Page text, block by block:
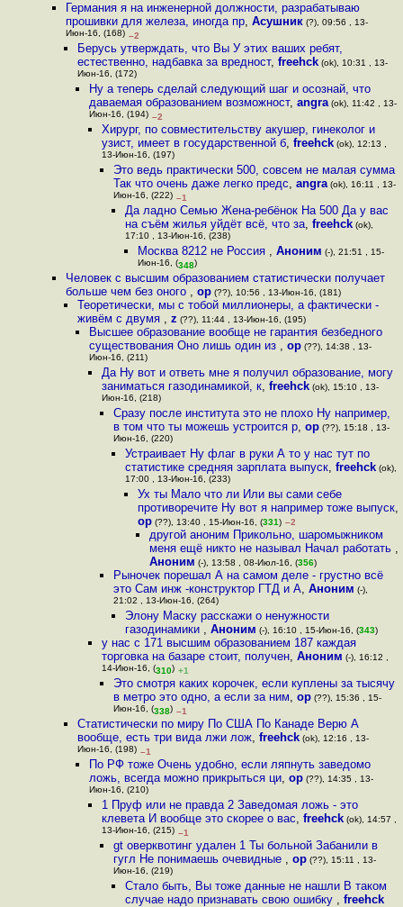
Германия я на инженерной должности, разрабатываю
прошивки для железа, иногда пр, Асушник(?), 09:56 , 13-
Июн-16, (168) –2
Берусь утверждать, что Вы У этих ваших ребят,
естественно, надбавка за вредност, freehck(ok), 10:31 , 13-
Июн-16, (172)
Ну а теперь сделай следующий шаг и осознай, что
даваемая образованием возможност,angra (ok), 11:42 , 13-
Июн-16, (194) –2
Хирург, по совместительству акушер, гинеколог и
узист, имеет в государственной б, freehck(ok), 12:13 ,
13-Июн-16, (197)
Это ведь практически 500, совсем не малая сумма
Так что очень даже легко предс, angra(ok), 16:11 , 13-
Июн-16, (222) –1
Да ладно Семью Жена-ребёнок На 500 Да у вас
на съём жилья уйдёт всё, что за,freehck (ok),
17:10 , 13-Июн-16, (238)
Москва 8212 не Россия , Аноним (-), 21:51 , 15-
Июн-16, (348)
Человек с высшим образованием статистически получает
больше чем без оного , op(??), 10:56 , 13-Июн-16, (181)
Теоретически, мы с тобой миллионеры, а фактически -
живём с двумя , z (??), 11:44 , 13-Июн-16, (195)
Высшее образование вообще не гарантия безбедного
существования Оно лишь один из ,op (??), 14:38 , 13-
Июн-16, (211)
Да Ну вот и ответь мне я получил образование, могу
заниматься газодинамикой, к, freehck(ok), 15:10 , 13-
Июн-16, (218)
Сразу после института это не плохо Ну например,
в том что ты можешь устроится р, op(??), 15:18 , 13-
Июн-16, (220)
Устраивает Ну флаг в руки А то у нас тут по
статистике средняя зарплата выпуск,freehck (ok),
17:00 , 13-Июн-16, (233)
Ух ты Мало что ли Или вы сами себе
противоречите Ну вот я например тоже выпуск,
op(??), 13:40 , 15-Июн-16, (331) –2
другой аноним Прикольно, шаромыжником
меня ещё никто не называл Начал работать ,
Аноним (-), 13:58 , 08-Июл-16, (356)
Рыночек порешал А на самом деле - грустно всё
это Сам инж -конструктор ГТД и А, Аноним (-),
21:02 , 13-Июн-16, (264)
Элону Маску расскажи о ненужности
газодинамики ,Аноним (-), 16:10 , 15-Июн-16, (343)
у нас с 171 высшим образованием 187 каждая
торговка на базаре стоит, получен, Аноним (-), 16:12 ,
14-Июн-16, (310) +1
Это смотря каких корочек, если куплены за тысячу
в метро это одно, а если за ним, op(??), 15:36 , 15-
Июн-16, (338) –1
Статистически по миру По США По Канаде Верю А
вообще, есть три вида лжи лож, freehck(ok), 12:16 , 13-
Июн-16, (198) –1
По РФ тоже Очень удобно, если ляпнуть заведомо
ложь, всегда можно прикрыться ци,op (??), 14:35 , 13-
Июн-16, (210)
1 Пруф или не правда 2 Заведомая ложь - это
клевета И вообще это скорее о вас, freehck(ok), 14:57 ,
13-Июн-16, (215) –1
gt оверквотинг удален 1 Ты больной Забанили в
гугл Не понимаешь очевидные , op(??), 15:11 , 13-
Июн-16, (219)
Стало быть, Вы тоже данные не нашли В таком
случае надо признавать свою ошибку ,freehck